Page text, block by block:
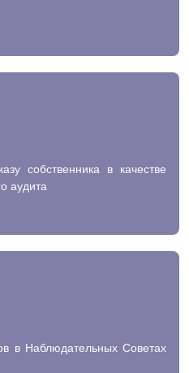
собственника в качестве
аудита
в Наблюдательных Советах